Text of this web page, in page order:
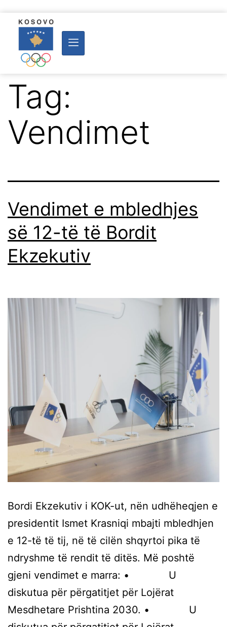
Tag:
Vendimet
Vendimet e mbledhjes
së 12-të të Bordit
Ekzekutiv
Bordi Ekzekutiv i KOK-ut, nën udhëheqjen e
presidentit Ismet Krasniqi mbajti mbledhjen
e 12-të të tij, në të cilën shqyrtoi pika të
ndryshme të rendit të ditës. Më poshtë
gjeni vendimet e marra: • U
diskutua për përgatitjet për Lojërat
Mesdhetare Prishtina 2030. • U